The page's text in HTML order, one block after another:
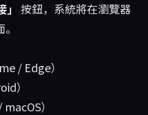
」 按鈕，系統將在瀏覽器
/ Edge）
）
）